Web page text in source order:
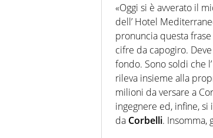
«Oggi si è avverato il
dell’ Hotel
pronuncia questa
cifre da capogiro.
fondo. Sono soldi che
rileva insieme alla
milioni da versare a
ingegnere ed, infine,
da Corbelli. Insomma,